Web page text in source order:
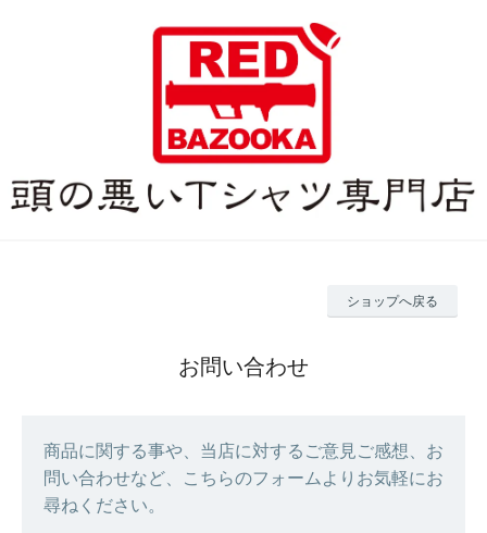
ショップへ戻る
お問い合わせ
商品に関する事や、当店に対するご意見ご感想、お
問い合わせなど、こちらのフォームよりお気軽にお
尋ねください。